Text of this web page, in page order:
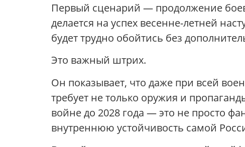
Первый сценарий — продолжение
делается на успех весенне-летней
будет трудно обойтись без
Это важный штрих.
Он показывает, что даже при всей
требует не только оружия и
войне до 2028 года — это не просто
внутреннюю устойчивость самой